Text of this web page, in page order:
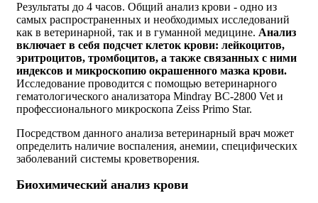
Результаты до 4 часов. Общий анализ крови - одно из
самых распространенных и необходимых исследований
как в ветеринарной, так и в гуманной медицине. Анализ
включает в себя подсчет клеток крови: лейкоцитов,
эритроцитов, тромбоцитов, а также связанных с ними
индексов и микроскопию окрашенного мазка крови.
Исследование проводится с помощью ветеринарного
гематологического анализатора Mindray BC-2800 Vet и
профессионального микроскопа Zeiss Primo Star.
Посредством данного анализа ветеринарный врач может
определить наличие воспаления, анемии, специфических
заболеваний системы кроветворения.
Биохимический анализ крови